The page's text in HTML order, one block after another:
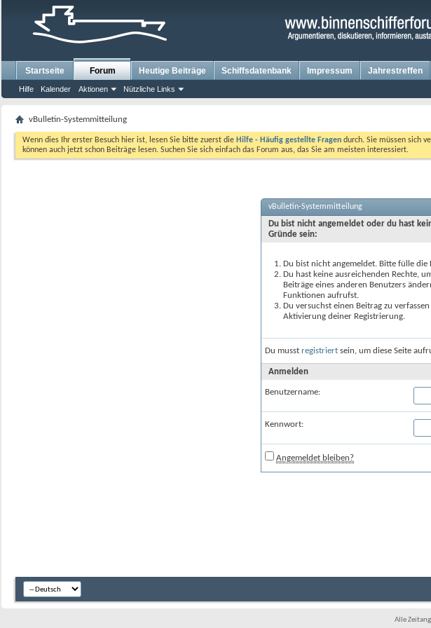
Startseite Forum
Hilfe Kalender Aktionen Nützliche Links
Heutige Beiträge Schiffsdatenbank Impressum Jahrestreffen
vBulletin-Systemmitteilung
Wenn dies Ihr erster Besuch hier ist, lesen Sie bitte zuerst die Hilfe - Häufig gestellte Fragen durch. Sie müssen sich
können auch jetzt schon Beiträge lesen. Suchen Sie sich einfach das Forum aus, das Sie am meisten interessiert.
vBulletin-Systemmitteilung
Du bist nicht angemeldet oder du hast
Gründe sein:
Du bist nicht angemeldet. Bitte fülle die
Du hast keine ausreichenden Rechte,
Beiträge eines anderen Benutzers
Funktionen aufrufst.
Du versuchst einen Beitrag zu
Aktivierung deiner Registrierung.
Du musst registriert sein, um diese Seite
Anmelden
Benutzername:
Kennwort:
Angemeldet bleiben?
Alle